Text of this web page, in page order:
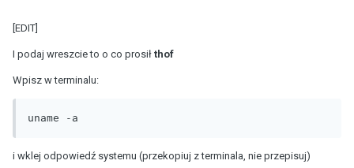
[EDIT]
I podaj wreszcie to o co prosił thof
Wpisz w terminalu:
uname -a
i wklej odpowiedź systemu (przekopiuj z terminala, nie przepisuj)